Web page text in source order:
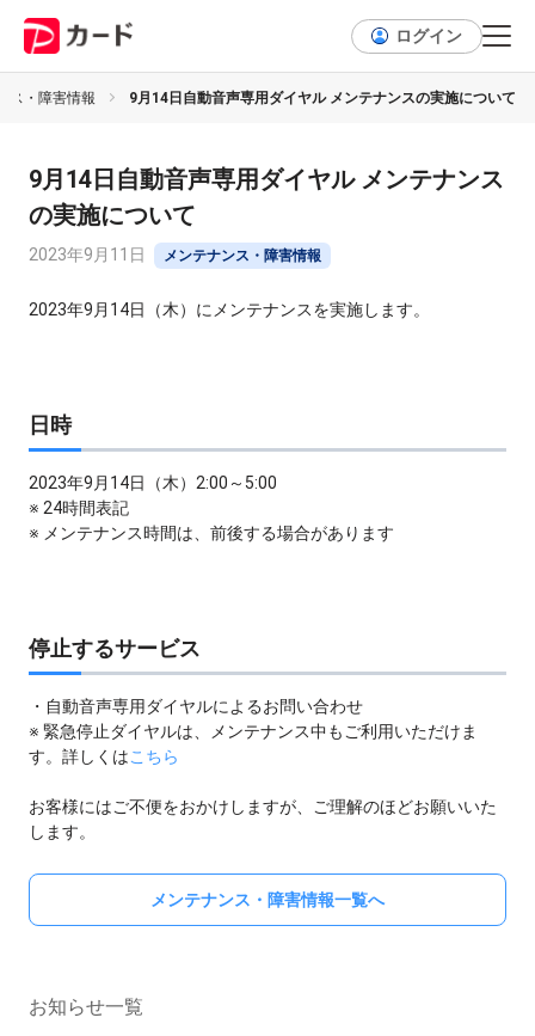
ログイン
ス・障害情報 9月14日自動音声専用ダイヤル メンテナンスの実施について
9月14日自動音声専用ダイヤル メンテナンス
の実施について
2023年9月11日 メンテナンス・障害情報
2023年9月14日（木）にメンテナンスを実施します。
日時
2023年9月14日（木）2:00～5:00
※ 24時間表記
※ メンテナンス時間は、前後する場合があります
停止するサービス
・自動音声専用ダイヤルによるお問い合わせ
※ 緊急停止ダイヤルは、メンテナンス中もご利用いただけま
す。詳しくはこちら
お客様にはご不便をおかけしますが、ご理解のほどお願いいた
します。
メンテナンス・障害情報一覧へ
お知らせ一覧